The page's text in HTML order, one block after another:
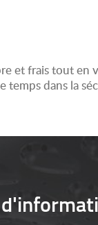
et frais tout en
temps dans la